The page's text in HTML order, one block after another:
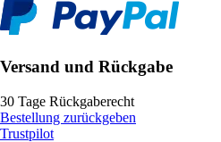
Versand und Rückgabe
30 Tage Rückgaberecht
Bestellung zurückgeben
Trustpilot